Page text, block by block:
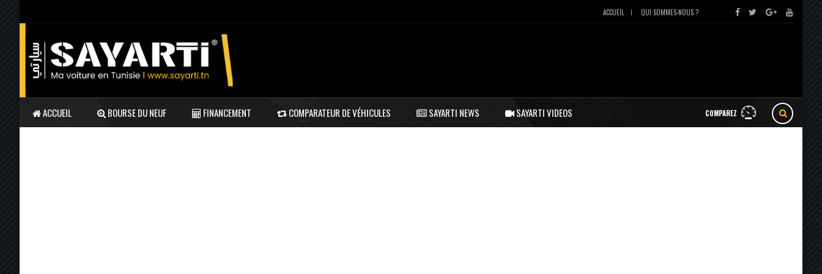
ACCUEIL QUI SOMMES-NOUS ?
COMPAREZ
ACCUEIL BOURSE DU NEUF FINANCEMENT COMPARATEUR DE VÉHICULES SAYARTI NEWS SAYARTI VIDEOS